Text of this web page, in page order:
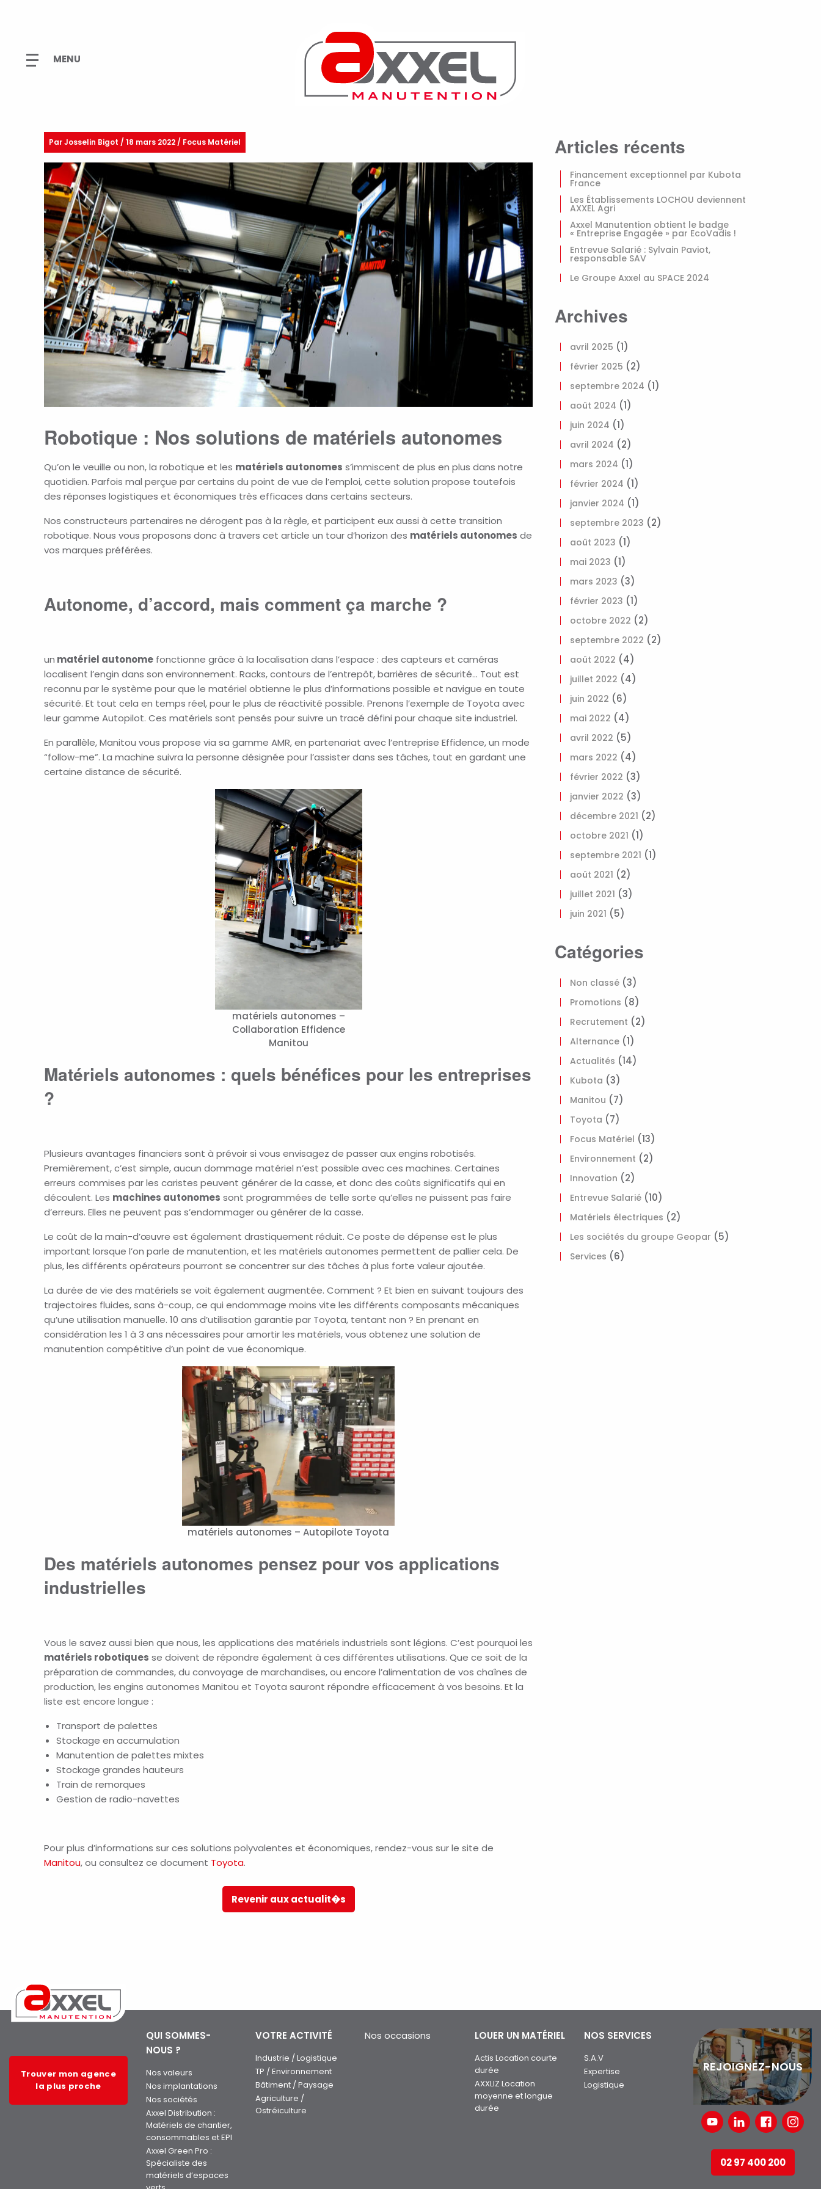
ParJosselin Bigot / 18 mars 2022 / Focus Matériel
Robotique : Nos solutions de matériels autonomes
Qu’on le veuille ou non, la robotique et les matériels autonomes s’immiscent de plus en plus dans notre
quotidien. Parfois mal perçue par certains du point de vue de l’emploi, cette solution propose toutefois
des réponses logistiques et économiques très efficaces dans certains secteurs.
Nos constructeurs partenaires ne dérogent pas à la règle, et participent eux aussi à cette transition
robotique. Nous vous proposons donc à travers cet article un tour d’horizon des matériels autonomes de
vos marques préférées.
Autonome, d’accord, mais comment ça marche ?
un matériel autonome fonctionne grâce à la localisation dans l’espace : des capteurs et caméras
localisent l’engin dans son environnement. Racks, contours de l’entrepôt, barrières de sécurité… Tout est
reconnu par le système pour que le matériel obtienne le plus d’informations possible et navigue en toute
sécurité. Et tout cela en temps réel, pour le plus de réactivité possible. Prenons l’exemple de Toyota avec
leur gamme Autopilot. Ces matériels sont pensés pour suivre un tracé défini pour chaque site industriel.
En parallèle, Manitou vous propose via sa gamme AMR, en partenariat avec l’entreprise Effidence, un mode
“follow-me”. La machine suivra la personne désignée pour l’assister dans ses tâches, tout en gardant une
certaine distance de sécurité.
matériels autonomes –
Collaboration Effidence
Manitou
Matériels autonomes : quels bénéfices pour les entreprises
?
Plusieurs avantages financiers sont à prévoir si vous envisagez de passer aux engins robotisés.
Premièrement, c’est simple, aucun dommage matériel n’est possible avec ces machines. Certaines
erreurs commises par les caristes peuvent générer de la casse, et donc des coûts significatifs qui en
découlent. Les machines autonomes sont programmées de telle sorte qu’elles ne puissent pas faire
d’erreurs. Elles ne peuvent pas s’endommager ou générer de la casse.
Le coût de la main-d’œuvre est également drastiquement réduit. Ce poste de dépense est le plus
important lorsque l’on parle de manutention, et les matériels autonomes permettent de pallier cela. De
plus, les différents opérateurs pourront se concentrer sur des tâches à plus forte valeur ajoutée.
La durée de vie des matériels se voit également augmentée. Comment ? Et bien en suivant toujours des
trajectoires fluides, sans à-coup, ce qui endommage moins vite les différents composants mécaniques
qu’une utilisation manuelle. 10 ans d’utilisation garantie par Toyota, tentant non ? En prenant en
considération les 1 à 3 ans nécessaires pour amortir les matériels, vous obtenez une solution de
manutention compétitive d’un point de vue économique.
matériels autonomes – Autopilote Toyota
Des matériels autonomes pensez pour vos applications
industrielles
Vous le savez aussi bien que nous, les applications des matériels industriels sont légions. C’est pourquoi les
matériels robotiques se doivent de répondre également à ces différentes utilisations. Que ce soit de la
préparation de commandes, du convoyage de marchandises, ou encore l’alimentation de vos chaînes de
production, les engins autonomes Manitou et Toyota sauront répondre efficacement à vos besoins. Et la
liste est encore longue :
Transport de palettes
Stockage en accumulation
Manutention de palettes mixtes
Stockage grandes hauteurs
Train de remorques
Gestion de radio-navettes
Pour plus d’informations sur ces solutions polyvalentes et économiques, rendez-vous sur le site de
Manitou, ou consultez ce document Toyota.
Revenir aux actualit�s
Articles récents
Financement exceptionnel par Kubota
France
Les Établissements LOCHOU deviennent
AXXEL Agri
Axxel Manutention obtient le badge
« Entreprise Engagée » par EcoVadis !
Entrevue Salarié : Sylvain Paviot,
responsable SAV
Le Groupe Axxel au SPACE 2024
Archives
avril 2025 (1)
février 2025 (2)
septembre 2024 (1)
août 2024 (1)
juin 2024 (1)
avril 2024 (2)
mars 2024 (1)
février 2024 (1)
janvier 2024 (1)
septembre 2023 (2)
août 2023 (1)
mai 2023 (1)
mars 2023 (3)
février 2023 (1)
octobre 2022 (2)
septembre 2022 (2)
août 2022 (4)
juillet 2022 (4)
juin 2022 (6)
mai 2022 (4)
avril 2022 (5)
mars 2022 (4)
février 2022 (3)
janvier 2022 (3)
décembre 2021 (2)
octobre 2021 (1)
septembre 2021 (1)
août 2021 (2)
juillet 2021 (3)
juin 2021 (5)
Catégories
Non classé (3)
Promotions (8)
Recrutement (2)
Alternance (1)
Actualités (14)
Kubota (3)
Manitou (7)
Toyota (7)
Focus Matériel (13)
Environnement (2)
Innovation (2)
Entrevue Salarié (10)
Matériels électriques (2)
Les sociétés du groupe Geopar (5)
Services (6)
Trouver mon agence
la plus proche
QUI SOMMES-
NOUS ?
Nos valeurs
Nos implantations
Nos sociétés
Axxel Distribution :
Matériels de chantier,
consommables et EPI
Axxel Green Pro :
Spécialiste des
matériels d’espaces
VOTRE ACTIVITÉ
Industrie / Logistique
TP / Environnement
Bâtiment / Paysage
Agriculture /
Ostréiculture
Nos occasions LOUER UN MATÉRIEL
Actis Location courte
durée
AXXLIZ Location
moyenne et longue
durée
NOS SERVICES
S.A.V
Expertise
Logistique
REJOIGNEZ-NOUS
02 97 400 200